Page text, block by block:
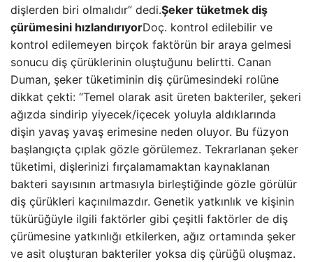
dişlerden biri olmalıdır” dedi.Şeker tüketmek diş
çürümesini hızlandırıyorDoç. kontrol edilebilir ve
kontrol edilemeyen birçok faktörün bir araya gelmesi
sonucu diş çürüklerinin oluştuğunu belirtti. Canan
Duman, şeker tüketiminin diş çürümesindeki rolüne
dikkat çekti: “Temel olarak asit üreten bakteriler, şekeri
ağızda sindirip yiyecek/içecek yoluyla aldıklarında
dişin yavaş yavaş erimesine neden oluyor. Bu füzyon
başlangıçta çıplak gözle görülemez. Tekrarlanan şeker
tüketimi, dişlerinizi fırçalamamaktan kaynaklanan
bakteri sayısının artmasıyla birleştiğinde gözle görülür
diş çürükleri kaçınılmazdır. Genetik yatkınlık ve kişinin
tükürüğüyle ilgili faktörler gibi çeşitli faktörler de diş
çürümesine yatkınlığı etkilerken, ağız ortamında şeker
ve asit oluşturan bakteriler yoksa diş çürüğü oluşmaz.